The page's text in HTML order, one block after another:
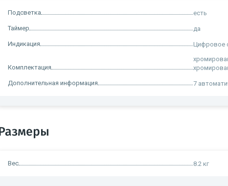
Подсветка есть
Таймер да
Индикация Цифровое
Комплектация
Дополнительная информация 7
Размеры
Вес 8.2 кг